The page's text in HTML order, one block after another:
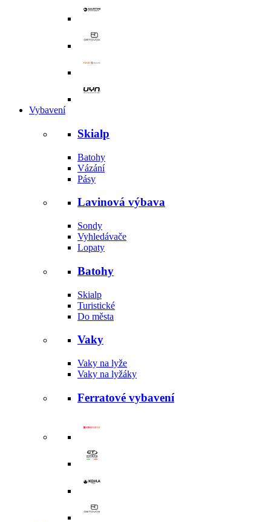
Vybavení
Skialp
Batohy
Vázání
Pásy
Lavinová výbava
Sondy
Vyhledávače
Lopaty
Batohy
Skialp
Turistické
Do města
Vaky
Vaky na lyže
Vaky na lyžáky
Ferratové vybavení